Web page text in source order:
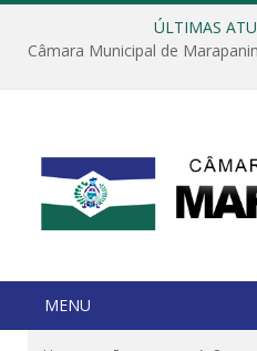
ÚLTIMAS
MENU